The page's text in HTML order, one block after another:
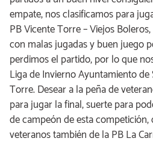
empate, nos clasificamos para
PB Vicente Torre – Viejos
con malas jugadas y buen juego
perdimos el partido, por lo que
Liga de Invierno Ayuntamiento de
Torre. Desear a la peña de
para jugar la final, suerte para
de campeón de esta
veteranos también de la PB La